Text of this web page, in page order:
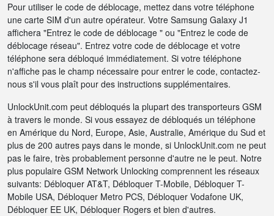
Pour utiliser le code de déblocage, mettez dans votre téléphone
une carte SIM d'un autre opérateur. Votre Samsung Galaxy J1
affichera "Entrez le code de déblocage " ou "Entrez le code de
déblocage réseau". Entrez votre code de déblocage et votre
téléphone sera débloqué immédiatement. Si votre téléphone
n'affiche pas le champ nécessaire pour entrer le code, contactez-
nous s'il vous plaît pour des instructions supplémentaires.
UnlockUnit.com peut débloqués la plupart des transporteurs GSM
à travers le monde. Si vous essayez de débloqués un téléphone
en Amérique du Nord, Europe, Asie, Australie, Amérique du Sud et
plus de 200 autres pays dans le monde, si UnlockUnit.com ne peut
pas le faire, très probablement personne d'autre ne le peut. Notre
plus populaire GSM Network Unlocking comprennent les réseaux
suivants: Débloquer AT&T, Débloquer T-Mobile, Débloquer T-
Mobile USA, Débloquer Metro PCS, Débloquer Vodafone UK,
Débloquer EE UK, Débloquer Rogers et bien d'autres.